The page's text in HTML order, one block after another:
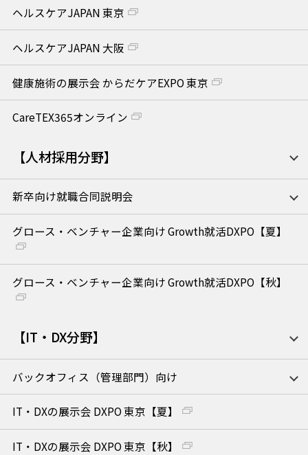
ヘルスケアJAPAN 東京
ヘルスケアJAPAN 大阪
健康施術の展示会 からだケアEXPO 東京
CareTEX365オンライン
【人材採用分野】
新卒向け就職合同説明会
グロース・ベンチャー企業向け Growth就活DXPO【夏】
グロース・ベンチャー企業向け Growth就活DXPO【秋】
【IT・DX分野】
バックオフィス（管理部門）向け
IT・DXの展示会 DXPO 東京【夏】
IT・DXの展示会 DXPO 東京【秋】